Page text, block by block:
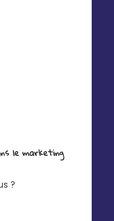
le marketing
?
des campagnes
ROI 5 à 8